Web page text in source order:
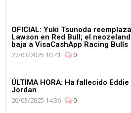
OFICIAL: Yuki Tsunoda
Lawson en Red Bull; el
baja a VisaCashApp Racing Bulls
27/03/2025 10:41
0
ÚLTIMA HORA: Ha fallecido Eddie
Jordan
20/03/2025 14:36
0